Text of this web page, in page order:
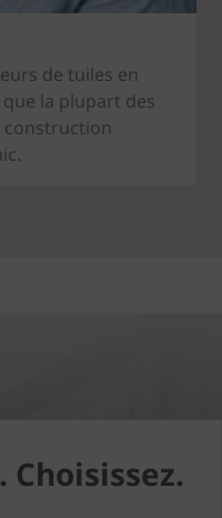
de tuiles en
la plupart des
construction
Choisissez.